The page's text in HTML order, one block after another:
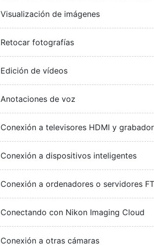
Visualización de imágenes
Retocar fotografías
Edición de vídeos
Anotaciones de voz
Conexión a televisores HDMI y
Conexión a dispositivos inteligentes
Conexión a ordenadores o servidores
Conectando con Nikon Imaging Cloud
Conexión a otras cámaras